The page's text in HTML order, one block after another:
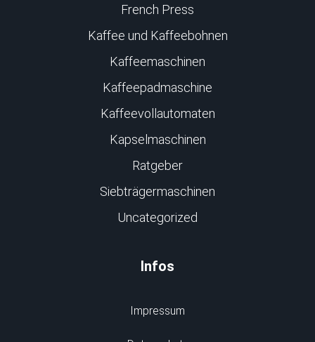
French Press
Kaffee und Kaffeebohnen
Kaffeemaschinen
Kaffeepadmaschine
Kaffeevollautomaten
Kapselmaschinen
Ratgeber
Siebträgermaschinen
Uncategorized
Infos
Impressum